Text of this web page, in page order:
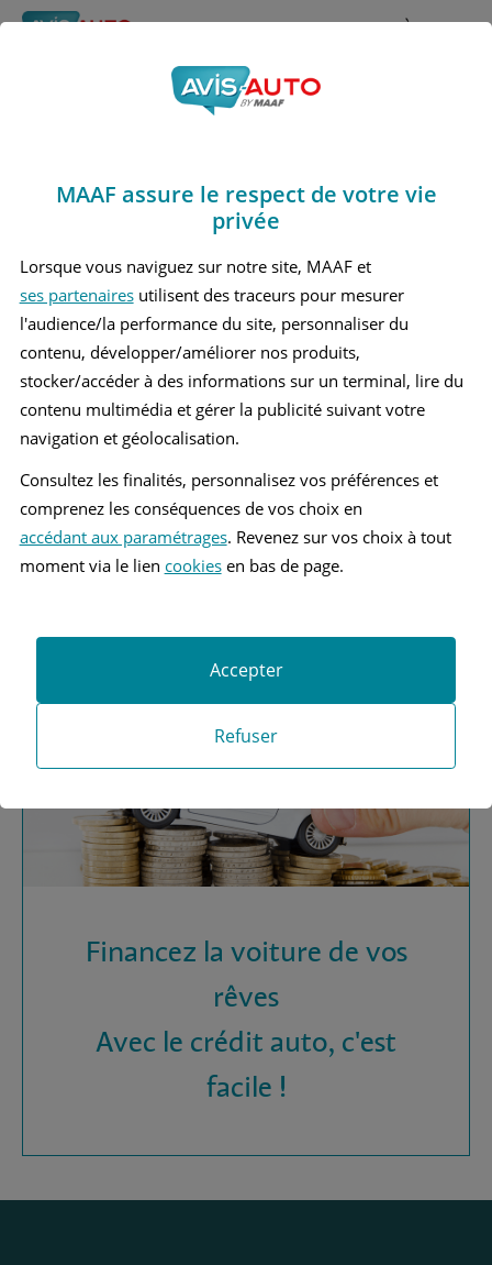
Rechercher À propos
Obtenir un devis d'assurance auto MAAF
Avis Renault Talisman
RENAULT TALISMAN 1 BREAK
Vous recherchez une
Obtenez vos devis MAAF
Financez la voiture de vos
rêves
Avec le crédit auto, c'est
facile !
MAAF assure le respect de votre vie
privée
Lorsque vous naviguez sur notre site, MAAF et
ses partenairesutilisent des traceurs pour mesurer
l'audience/la performance du site, personnaliser du
contenu, développer/améliorer nos produits,
stocker/accéder à des informations sur un terminal, lire du
contenu multimédia et gérer la publicité suivant votre
navigation et géolocalisation.
Consultez les finalités, personnalisez vos préférences et
comprenez les conséquences de vos choix en
accédant aux paramétrages. Revenez sur vos choix à tout
moment via le lien cookiesen bas de page.
Refuser
Accepter